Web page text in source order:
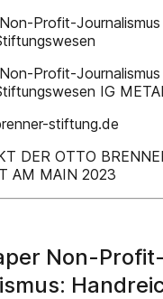
Profit-
Profit-
IG
stiftung.de
DER OTTO
AM MAIN 2023
Non-Profit-